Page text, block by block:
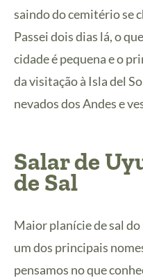
saindo do cemitério se
Passei dois dias lá, o
cidade é pequena e o
da visitação à Isla del
nevados dos Andes e
Salar de
de Sal
Maior planície de sal
um dos principais
pensamos no que